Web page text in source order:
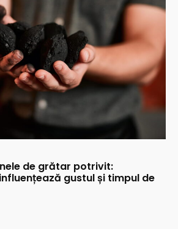
de grătar potrivit:
gustul și timpul de